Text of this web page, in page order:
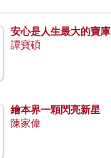
安心是人生最大的寶庫
譚寶碩
繪本界一顆閃亮新星
陳家偉